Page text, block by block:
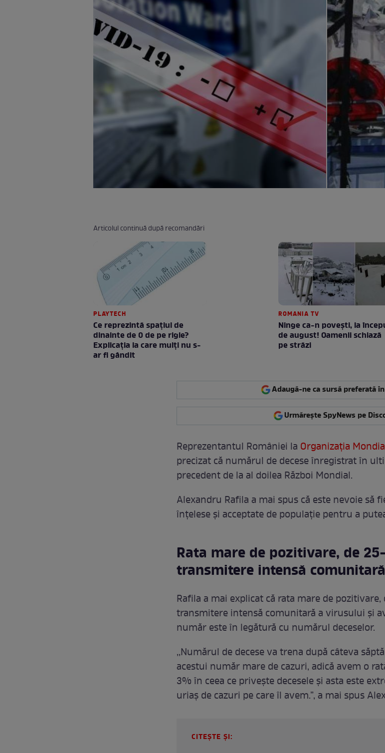
Articolul continuă după recomandări
PLAYTECH
Ce reprezintă spaţiul de
dinainte de 0 de pe rigle?
Explicaţia la care mulţi nu s-
ar fi gândit
ROMANIA TV
Ninge ca-n povești, la
de august! Oamenii schiază
pe străzi
Adaugă-ne ca sursă preferată
Urmărește SpyNews pe
Reprezentantul României la Organizația
precizat că numărul de decese înregistrat în
precedent de la al doilea Război Mondial.
Alexandru Rafila a mai spus că este nevoie să
înțelese și acceptate de populație pentru a
Rata mare de pozitivare, de
transmitere intensă
Rafila a mai explicat că rata mare de
transmitere intensă comunitară a virusului și
număr este în legătură cu numărul deceselor.
,,Numărul de decese va trena după câteva
acestui număr mare de cazuri, adică avem o
3% în ceea ce privește decesele și asta este
uriaș de cazuri pe care îl avem.”, a mai spus
CITEȘTE ȘI: